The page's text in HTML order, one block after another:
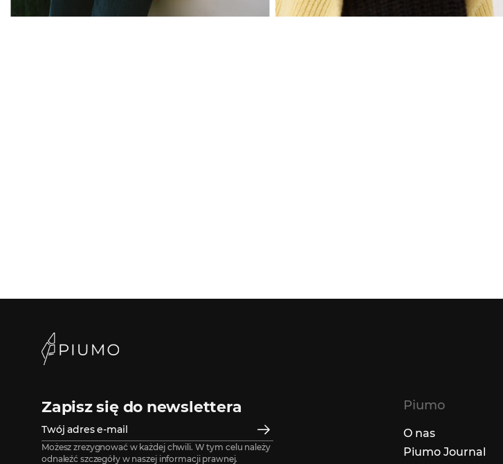
Zapisz się do newslettera
Możesz zrezygnować w każdej chwili. W tym celu należy
odnaleźć szczegóły w naszej informacji prawnej.
Piumo
O nas
Piumo Journal